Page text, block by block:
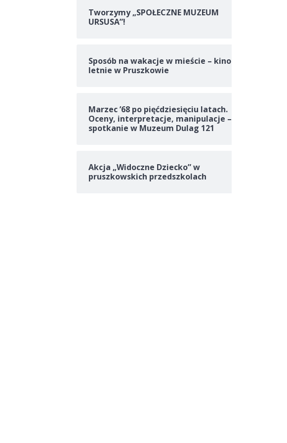
Tworzymy „SPOŁECZNE MUZEUM
URSUSA”!
Sposób na wakacje w mieście – kino
letnie w Pruszkowie
Marzec ’68 po pięćdziesięciu latach.
Oceny, interpretacje, manipulacje –
spotkanie w Muzeum Dulag 121
Akcja „Widoczne Dziecko” w
pruszkowskich przedszkolach